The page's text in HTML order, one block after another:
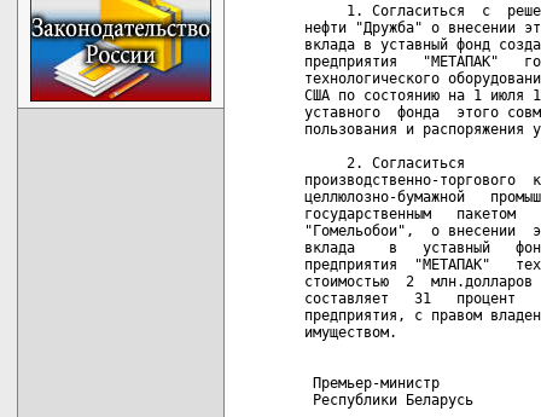
1. Согласиться  с
нефти "Дружба" о внесении
вклада в уставный фонд
предприятия   "МЕТАПАК"
технологического
США по состоянию на 1
уставного  фонда  этого
пользования и распоряжения
2. Согласиться
производственно-торгового
целлюлозно-бумажной
государственным   пакетом
"Гомельобои",  о внесении
вклада    в   уставный
предприятия  "МЕТАПАК"
стоимостью  2
составляет   31   процент
предприятия, с правом
имуществом.
Премьер-министр
Республики